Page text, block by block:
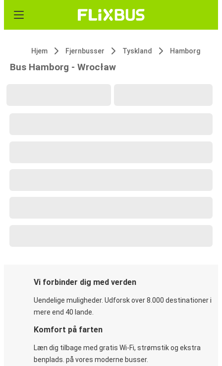
Hjem Fjernbusser Tyskland Hamborg
Bus Hamborg - Wrocław
Vi forbinder dig med verden
Uendelige muligheder. Udforsk over 8.000 destinationer i
mere end 40 lande.
Komfort på farten
Læn dig tilbage med gratis Wi-Fi, strømstik og ekstra
benplads. på vores moderne busser.